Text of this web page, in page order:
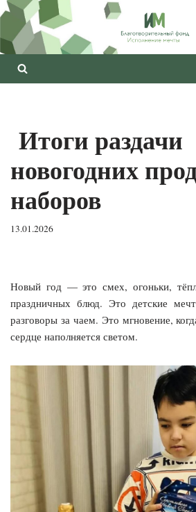
Перейти
к
содержимому
Итоги раздачи
новогодних
наборов
13.01.2026
Новый год — это смех, огоньки,
праздничных блюд. Это детские
разговоры за чаем. Это мгновение,
сердце наполняется светом.